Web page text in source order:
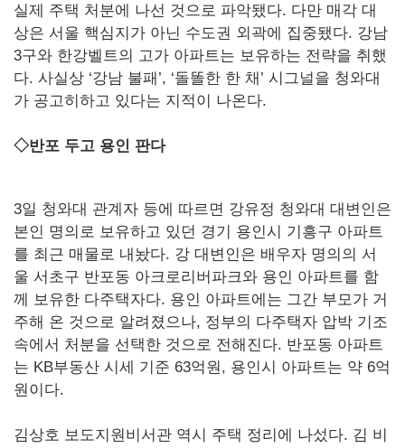
실제 주택 처분에 나선 것으로 파악됐다. 다만 매각 대
상은 서울 핵심지가 아닌 수도권 외곽에 집중됐다. 강남
3구와 한강벨트의 고가 아파트는 보유하는 전략을 취했
다. 사실상 ‘강남 불패’, ‘돌똘한 한 채’ 시그널을 청와대
가 공고히하고 있다는 지적이 나온다.
◇반포 두고 용인 판다
3일 청와대 관계자 등에 따르면 강유정 청와대 대변인은
본인 명의로 보유하고 있던 경기 용인시 기흥구 아파트
를 최근 매물로 내놨다. 강 대변인은 배우자 명의의 서
울 서초구 반포동 아크로리버파크와 용인 아파트를 함
께 보유한 다주택자다. 용인 아파트에는 그간 부모가 거
주해 온 것으로 알려졌으나, 정부의 다주택자 압박 기조
속에서 처분을 선택한 것으로 전해진다. 반포동 아파트
는 KB부동산 시세 기준 63억원, 용인시 아파트는 약 6억
원이다.
김상호 보도지원비서관 역시 주택 정리에 나섰다. 김 비